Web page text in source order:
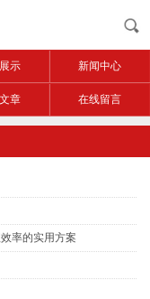
示 新闻中心
章 在线留言
率的实用方案